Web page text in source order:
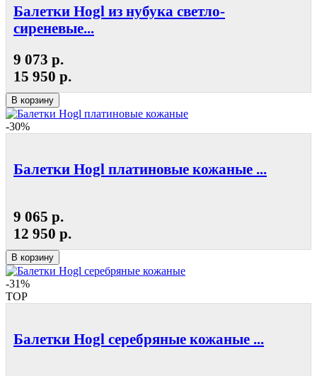
Балетки Hogl из нубука светло-
сиреневые...
9 073 р.
15 950 р.
В корзину
-30%
Балетки Hogl платиновые кожаные ...
9 065 р.
12 950 р.
В корзину
-31%
TOP
Балетки Hogl серебряные кожаные ...